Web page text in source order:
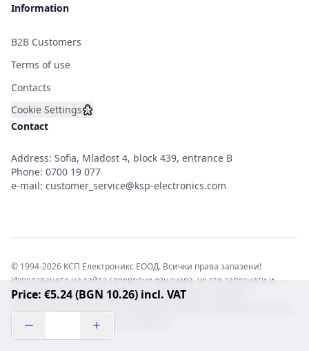
Price: €5.24 (BGN 10.26) incl. VAT
Information
B2B Customers
Terms of use
Contacts
Cookie Settings
Contact
Address: Sofia, Mladost 4, block 439, entrance B
Phone: 0700 19 077
e-mail: customer_service@ksp-electronics.com
© 1994-2026 КСП Електроникс ЕООД. Всички права запазени!
Използването на сайта своеволно означава, че сте запознати и
съгласни с правната информация обвързваща софтуера.
отговорност с цялата сила на закона!b